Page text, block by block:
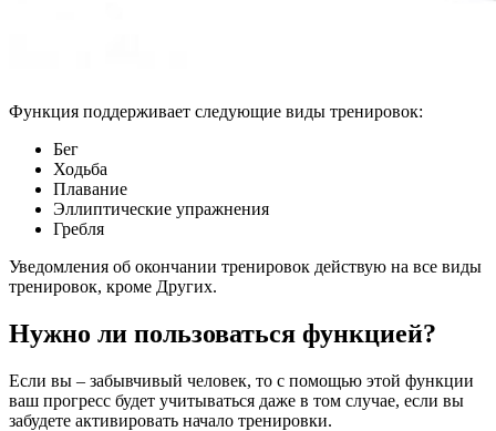
Функция поддерживает следующие виды тренировок:
Бег
Ходьба
Плавание
Эллиптические упражнения
Гребля
Уведомления об окончании тренировок действую на все виды
тренировок, кроме Других.
Нужно ли пользоваться функцией?
Если вы – забывчивый человек, то с помощью этой функции
ваш прогресс будет учитываться даже в том случае, если вы
забудете активировать начало тренировки.